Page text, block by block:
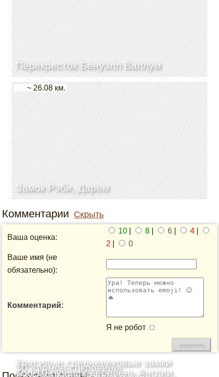
Перекресток Бенуэлл Валлум
Замок Рэби, Дарем
~ 26.08 км.
Комментарии Скрыть
Ваша оценка:
10 8 6 4
2
0
Ваше имя (не
обязательно):
Комментарий:
Я не робот
Красивые средневековые замки
10 «домов-сокровищ»
Топ-10 лучших деревень Англии,